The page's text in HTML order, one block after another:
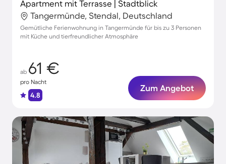
Apartment mit Terrasse | Stadtblick
Tangermünde, Stendal, Deutschland
Gemütliche Ferienwohnung in Tangermünde für bis zu 3 Personen
mit Küche und tierfreundlicher Atmosphäre
ab 61 €
pro Nacht
4.8
Zum Angebot